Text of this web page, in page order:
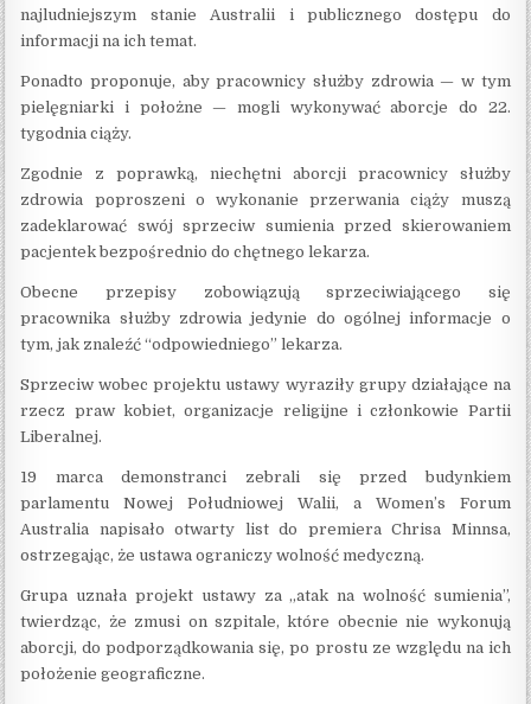
najludniejszym stanie Australii i publicznego dostępu do
informacji na ich temat.
Ponadto proponuje, aby pracownicy służby zdrowia — w tym
pielęgniarki i położne — mogli wykonywać aborcje do 22.
tygodnia ciąży.
Zgodnie z poprawką, niechętni aborcji pracownicy służby
zdrowia poproszeni o wykonanie przerwania ciąży muszą
zadeklarować swój sprzeciw sumienia przed skierowaniem
pacjentek bezpośrednio do chętnego lekarza.
Obecne przepisy zobowiązują sprzeciwiającego się
pracownika służby zdrowia jedynie do ogólnej informacje o
tym, jak znaleźć “odpowiedniego” lekarza.
Sprzeciw wobec projektu ustawy wyraziły grupy działające na
rzecz praw kobiet, organizacje religijne i członkowie Partii
Liberalnej.
19 marca demonstranci zebrali się przed budynkiem
parlamentu Nowej Południowej Walii, a Women’s Forum
Australia napisało otwarty list do premiera Chrisa Minnsa,
ostrzegając, że ustawa ograniczy wolność medyczną.
Grupa uznała projekt ustawy za „atak na wolność sumienia”,
twierdząc, że zmusi on szpitale, które obecnie nie wykonują
aborcji, do podporządkowania się, po prostu ze względu na ich
położenie geograficzne.